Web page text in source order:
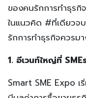
ของคนรักการทำธุร
ในแนวคิด #ที่เดียวจ
รักการทำธุรกิจควรม
1. อีเวนท์ใหญ่ที่
Smart SME Expo